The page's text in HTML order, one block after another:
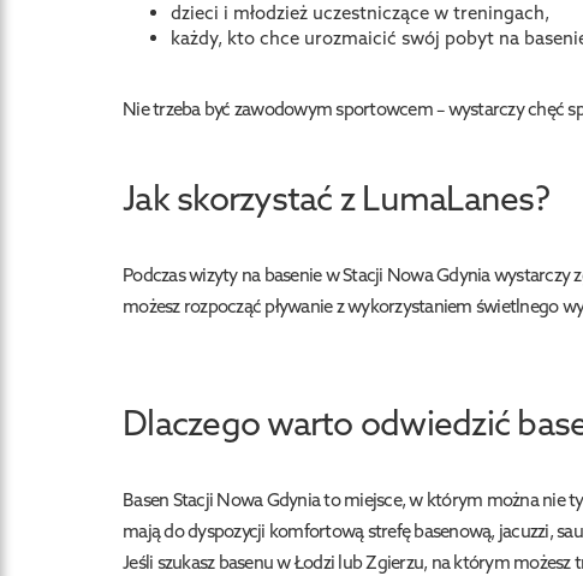
dzieci i młodzież uczestniczące w treningach,
każdy, kto chce urozmaicić swój pobyt na
Nie trzeba być zawodowym sportowcem – wystarczy chęć
Jak skorzystać z LumaLanes?
Podczas wizyty na basenie w Stacji Nowa Gdynia
możesz rozpocząć pływanie z wykorzystaniem świetlnego
Dlaczego warto odwiedzić
Basen Stacji Nowa Gdynia to miejsce, w którym można nie
mają do dyspozycji komfortową strefę basenową, jacuzzi,
Jeśli szukasz basenu w Łodzi lub Zgierzu, na którym